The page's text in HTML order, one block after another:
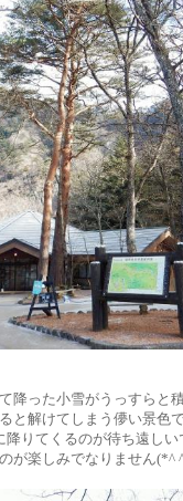
降った小雪がうっすらと
と解けてしまう儚い景色で
りてくるのが待ち遠しい
が楽しみでなりません(*^